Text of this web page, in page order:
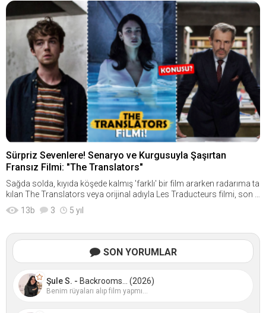
Sürpriz Sevenlere! Senaryo ve Kurgusuyla Şaşırtan
Fransız Filmi: "The Translators"
Sağda solda, kıyıda köşede kalmış 'farklı' bir film ararken radarıma ta
kılan The Translators veya orijinal adıyla Les Traducteurs filmi, son 1
-2 günde çok farklı yerlerde tekrar tekrar karşıma çıkınca hemen izledi
m ve birazdan size bu filmden bahsedeceğim. Yani Les Traducteurs
diyseniz aradığınız şey hemen aşağıda sizi bekliyor. Filme Git ► Hadi
gelin şimdi bizde "Sırlar Kitabı" adıyla yayınlanan The Translators film
i nasılmış, birlikte bir göz atalım. Film hakkındaki yorumuma geçmed
ttps://www.kaanintavsiyesi.com/pictures/kesfet/237/72/surpriz-se
venlere-senaryo-ve-kurgusuyla-sasirtan-fransiz-filmi-the-translators-
13b 3 5 yıl
SON YORUMLAR
Şule S. - Backrooms... (2026)
Benim rüyaları alıp film yapmı...